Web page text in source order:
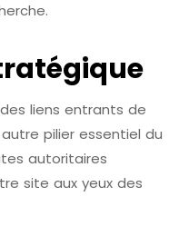
liens entrants de
pilier essentiel du
autoritaires
site aux yeux des